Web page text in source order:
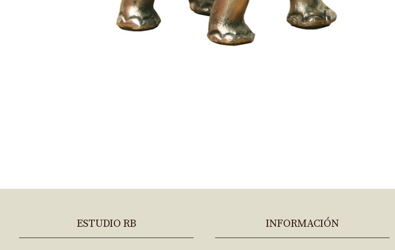
ESTUDIO RB INFORMACIÓN